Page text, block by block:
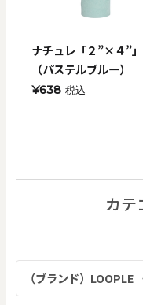
ナチュレ「２”×４”」
（パステルブルー）
¥638 税込
カテ
（ブランド）LOOPLE